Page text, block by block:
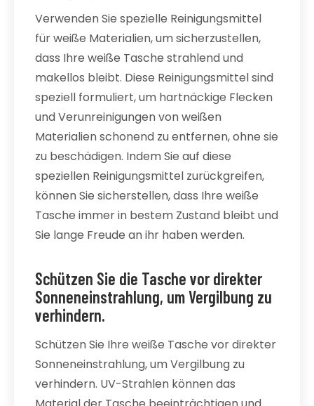
Verwenden Sie spezielle Reinigungsmittel
für weiße Materialien, um sicherzustellen,
dass Ihre weiße Tasche strahlend und
makellos bleibt. Diese Reinigungsmittel sind
speziell formuliert, um hartnäckige Flecken
und Verunreinigungen von weißen
Materialien schonend zu entfernen, ohne sie
zu beschädigen. Indem Sie auf diese
speziellen Reinigungsmittel zurückgreifen,
können Sie sicherstellen, dass Ihre weiße
Tasche immer in bestem Zustand bleibt und
Sie lange Freude an ihr haben werden.
Schützen Sie die Tasche vor direkter
Sonneneinstrahlung, um Vergilbung zu
verhindern.
Schützen Sie Ihre weiße Tasche vor direkter
Sonneneinstrahlung, um Vergilbung zu
verhindern. UV-Strahlen können das